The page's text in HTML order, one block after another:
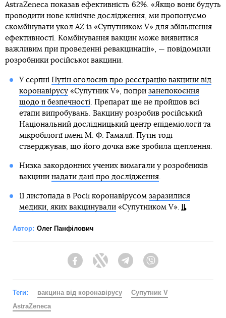
AstraZeneca показав ефективність 62%. «Якщо вони будуть
проводити нове клінічне дослідження, ми пропонуємо
скомбінувати укол AZ із «Супутником V» для збільшення
ефективності. Комбінування вакцин може виявитися
важливим при проведенні ревакцинації», — повідомили
розробники російської вакцини.
У серпні Путін оголосив про реєстрацію вакцини від
коронавірусу«Супутник V», попри занепокоєння
щодо її безпечності . Препарат ще не пройшов всі
етапи випробувань. Вакцину розробив російський
Національний дослідницький центр епідеміології та
мікробілогії імені М. Ф. Гамалії. Путін тоді
стверджував, що його дочка вже зробила щеплення.
Низка закордонних учених вимагали у розробників
вакцини надати дані про дослідження.
11 листопада в Росії коронавірусом заразилися
медики, яких вакцинували«Супутником V».
Автор: Олег Панфілович
FacebookTwitter Telegram
Теги: вакцина від коронавірусу
Супутник V
AstraZeneca